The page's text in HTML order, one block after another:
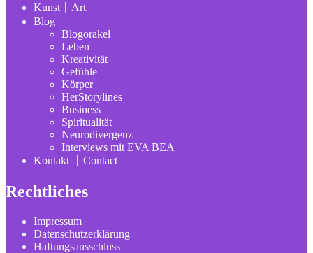
Kunst〡Art
Blog
Blogorakel
Leben
Kreativität
Gefühle
Körper
HerStorylines
Business
Spiritualität
Neurodivergenz
Interviews mit EVA BEA
Kontakt 〡Contact
Rechtliches
Impressum
Datenschutzerklärung
Haftungsausschluss